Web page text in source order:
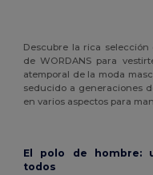
Descubre la rica
de WORDANS para
atemporal de la moda
seducido a generaciones
en varios aspectos para
El polo de hombre:
todos